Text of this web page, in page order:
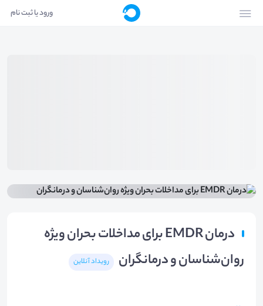
ورود یا ثبت نام
درمان EMDR برای مداخلات بحران ویژه
روان‌شناسان و درمانگران
رویداد آنلاین